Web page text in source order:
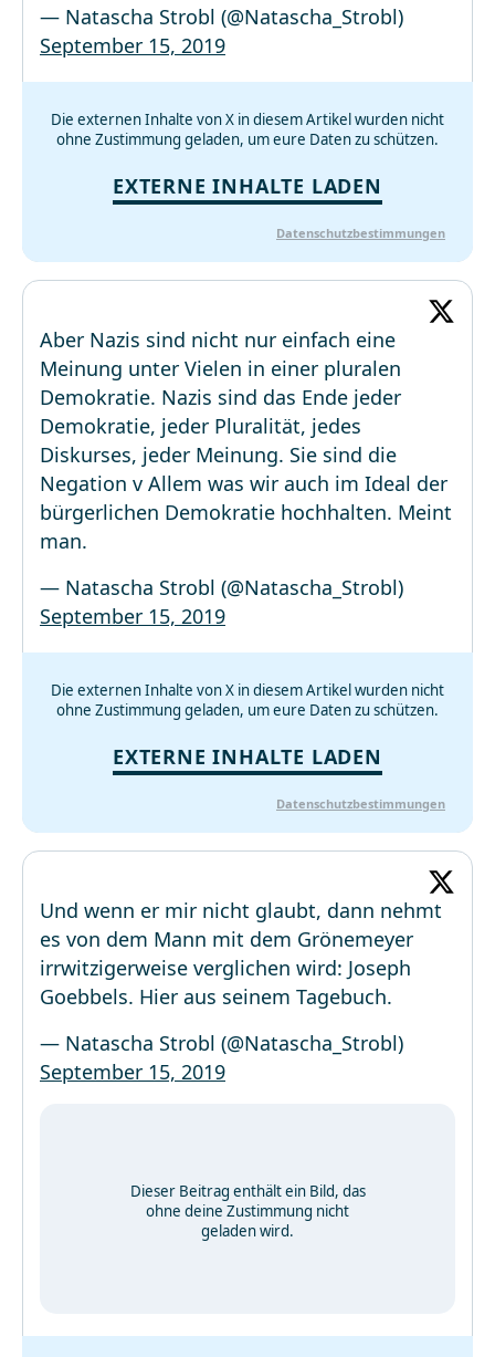
— Natascha Strobl (@Natascha_Strobl)
September 15, 2019
Die externen Inhalte von X in diesem Artikel wurden nicht
ohne Zustimmung geladen, um eure Daten zu schützen.
EXTERNE INHALTE LADEN
Datenschutzbestimmungen
Aber Nazis sind nicht nur einfach eine
Meinung unter Vielen in einer pluralen
Demokratie. Nazis sind das Ende jeder
Demokratie, jeder Pluralität, jedes
Diskurses, jeder Meinung. Sie sind die
Negation v Allem was wir auch im Ideal der
bürgerlichen Demokratie hochhalten. Meint
man.
— Natascha Strobl (@Natascha_Strobl)
September 15, 2019
Die externen Inhalte von X in diesem Artikel wurden nicht
ohne Zustimmung geladen, um eure Daten zu schützen.
EXTERNE INHALTE LADEN
Datenschutzbestimmungen
Und wenn er mir nicht glaubt, dann nehmt
es von dem Mann mit dem Grönemeyer
irrwitzigerweise verglichen wird: Joseph
Goebbels. Hier aus seinem Tagebuch.
— Natascha Strobl (@Natascha_Strobl)
September 15, 2019
Dieser Beitrag enthält ein Bild, das
ohne deine Zustimmung nicht
geladen wird.